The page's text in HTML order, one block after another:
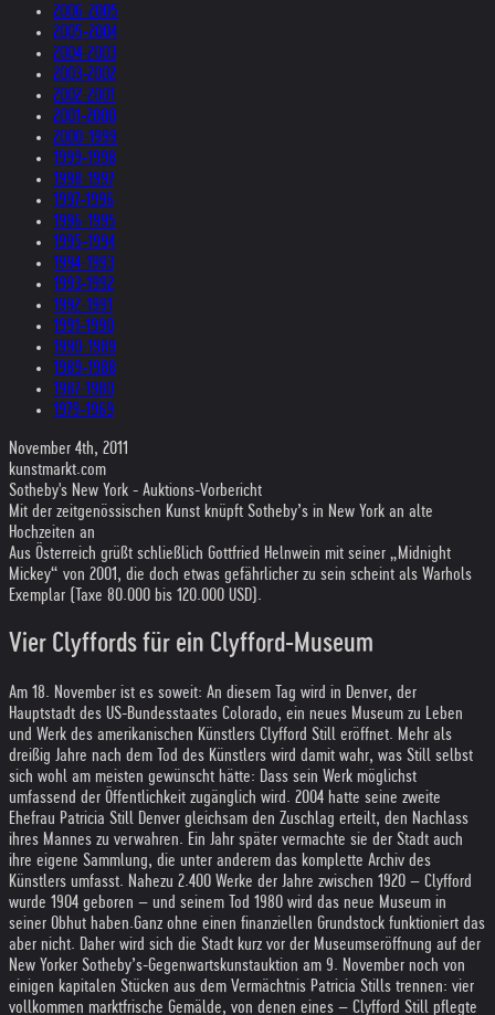
2006-2005
2005-2004
2004-2003
2003-2002
2002-2001
2001-2000
2000-1999
1999-1998
1998-1997
1997-1996
1996-1995
1995-1994
1994-1993
1993-1992
1992-1991
1991-1990
1990-1989
1989-1988
1987-1980
1979-1969
November 4th, 2011
kunstmarkt.com
Sotheby's New York - Auktions-Vorbericht
Mit der zeitgenössischen Kunst knüpft Sotheby’s in New York an alte
Hochzeiten an
Aus Österreich grüßt schließlich Gottfried Helnwein mit seiner „Midnight
Mickey“ von 2001, die doch etwas gefährlicher zu sein scheint als Warhols
Exemplar (Taxe 80.000 bis 120.000 USD).
Vier Clyffords für ein Clyfford-Museum
Am 18. November ist es soweit: An diesem Tag wird in Denver, der
Hauptstadt des US-Bundesstaates Colorado, ein neues Museum zu Leben
und Werk des amerikanischen Künstlers Clyfford Still eröffnet. Mehr als
dreißig Jahre nach dem Tod des Künstlers wird damit wahr, was Still selbst
sich wohl am meisten gewünscht hätte: Dass sein Werk möglichst
umfassend der Öffentlichkeit zugänglich wird. 2004 hatte seine zweite
Ehefrau Patricia Still Denver gleichsam den Zuschlag erteilt, den Nachlass
ihres Mannes zu verwahren. Ein Jahr später vermachte sie der Stadt auch
ihre eigene Sammlung, die unter anderem das komplette Archiv des
Künstlers umfasst. Nahezu 2.400 Werke der Jahre zwischen 1920 – Clyfford
wurde 1904 geboren – und seinem Tod 1980 wird das neue Museum in
seiner Obhut haben.Ganz ohne einen finanziellen Grundstock funktioniert das
aber nicht. Daher wird sich die Stadt kurz vor der Museumseröffnung auf der
New Yorker Sotheby’s-Gegenwartskunstauktion am 9. November noch von
einigen kapitalen Stücken aus dem Vermächtnis Patricia Stills trennen: vier
vollkommen marktfrische Gemälde, von denen eines – Clyfford Still pflegte